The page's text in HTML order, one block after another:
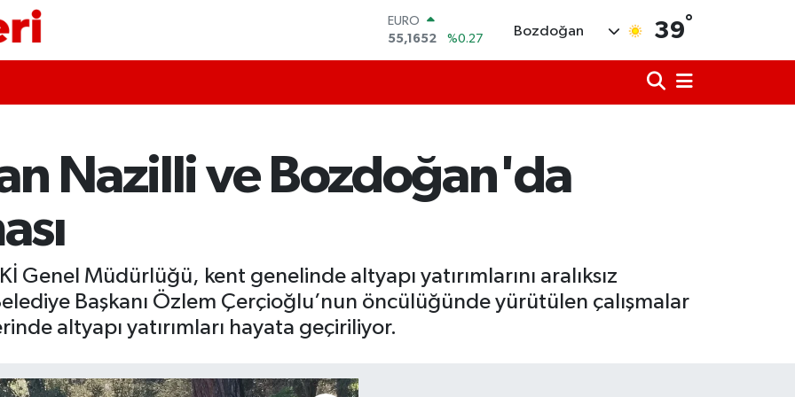
STERLİN
64,4046
%0.35
DOLAR
47,7106
%0.17
EURO
Bozdoğan 39°
Nazilli ve Bozdoğan'da
Genel Müdürlüğü, kent genelinde altyapı yatırımlarını aralıksız
Başkanı Özlem Çerçioğlu’nun öncülüğünde yürütülen çalışmalar
altyapı yatırımları hayata geçiriliyor.